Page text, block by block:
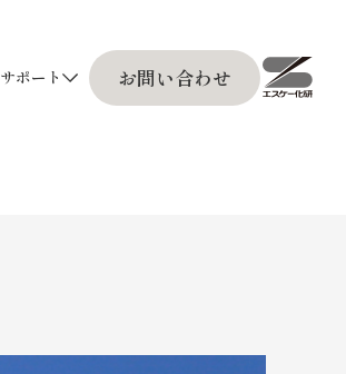
サポート お問い合わせ